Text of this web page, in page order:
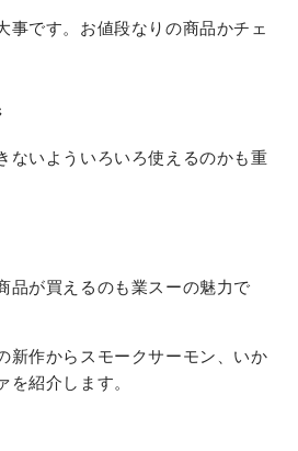
事です。お値段なりの商品かチェ
ないよういろいろ使えるのかも重
品が買えるのも業スーの魅力で
新作からスモークサーモン、いか
紹介します。